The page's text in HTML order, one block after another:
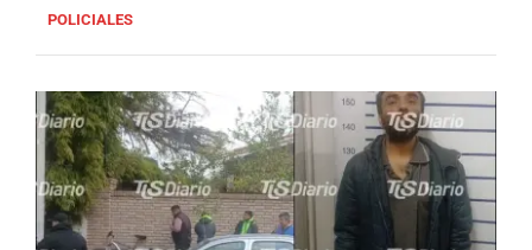
POLICIALES